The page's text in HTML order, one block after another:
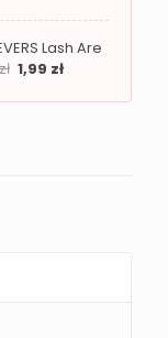
Lash Are
1,99 zł